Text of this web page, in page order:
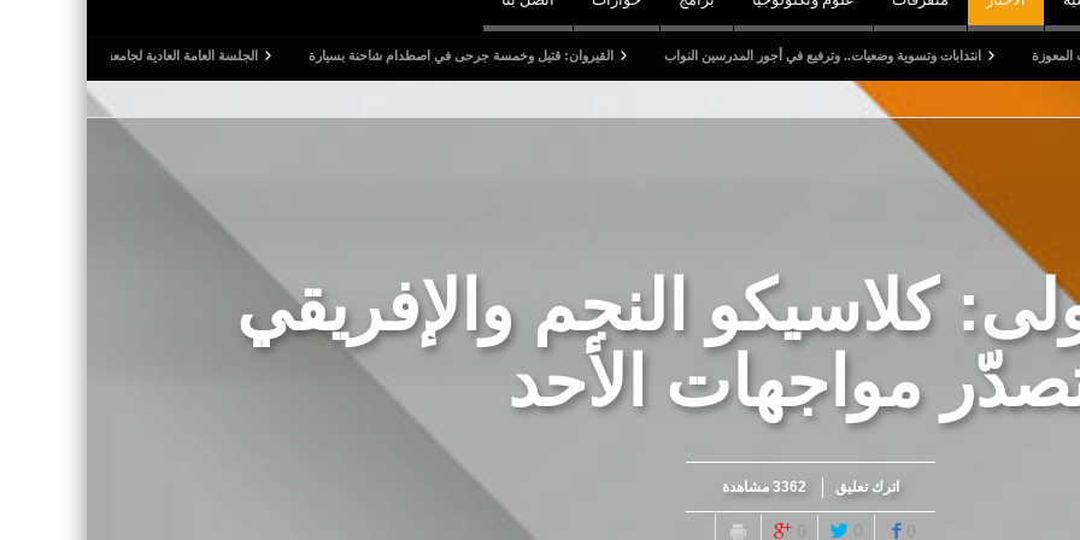
انتدابات وتسوية وضعيات.. وترفيع في أجور المدرسين النواب القيروان: قتيل وخمسة جرحى في اصطدام شاحنة بسيارة الجلسة العامة العادية لجامعة كرة القدم: المصادقة على التقريرين
كلاسيكو النجم والإفريقي
مواجهات الأحد
اترك تعليق 3362 مشاهدة